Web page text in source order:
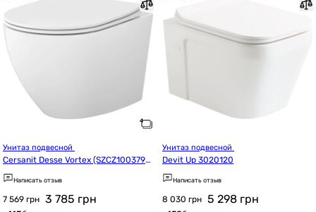
Cersanit Desse Vortex (SZCZ1003790
001) Уценка
Написать отзыв
7 569 грн 3 785 грн
Devit Up 3020120
Написать отзыв
8 030 грн 5 298 грн